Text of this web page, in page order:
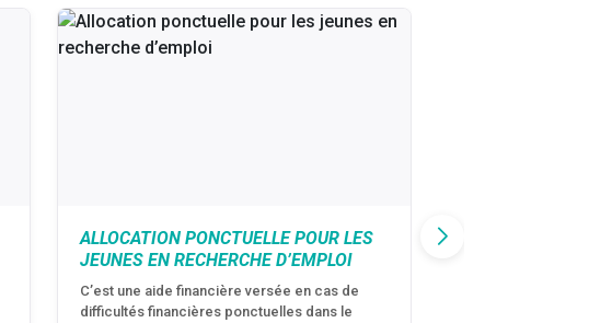
ALLOCATION PONCTUELLE POUR LES
JEUNES EN RECHERCHE D’EMPLOI
C’est une aide financière versée en cas de
difficultés financières ponctuelles dans le